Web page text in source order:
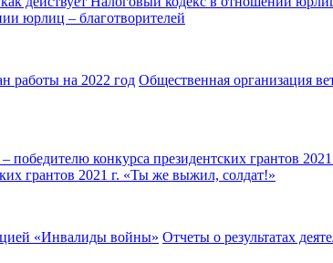
юрлиц – благотворителей
Общественная организация
грантов 2021 г. «Ты же выжил, солдат!»
Отчеты о результатах